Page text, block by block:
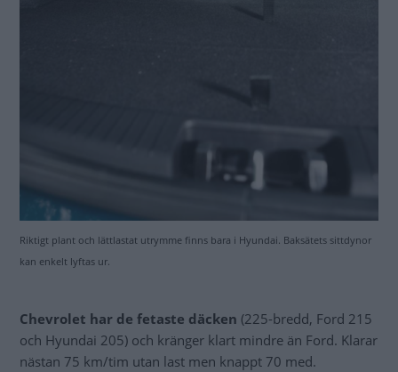
Riktigt plant och lättlastat utrymme finns bara i Hyundai. Baksätets sittdynor
kan enkelt lyftas ur.
Chevrolet har de fetaste däcken (225-bredd, Ford 215
och Hyundai 205) och kränger klart mindre än Ford. Klarar
nästan 75 km/tim utan last men knappt 70 med.